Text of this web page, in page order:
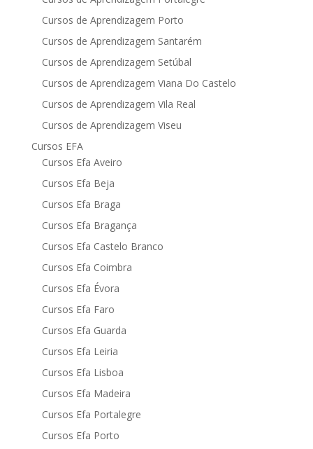
Cursos de Aprendizagem Porto
Cursos de Aprendizagem Santarém
Cursos de Aprendizagem Setúbal
Cursos de Aprendizagem Viana Do Castelo
Cursos de Aprendizagem Vila Real
Cursos de Aprendizagem Viseu
Cursos EFA
Cursos Efa Aveiro
Cursos Efa Beja
Cursos Efa Braga
Cursos Efa Bragança
Cursos Efa Castelo Branco
Cursos Efa Coimbra
Cursos Efa Évora
Cursos Efa Faro
Cursos Efa Guarda
Cursos Efa Leiria
Cursos Efa Lisboa
Cursos Efa Madeira
Cursos Efa Portalegre
Cursos Efa Porto